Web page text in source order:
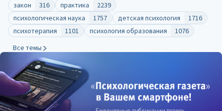
закон 316 практика
2239
психологическая наука
1757 детская психология
1716
психотерапия
1101 психология образования
1076
Все темы